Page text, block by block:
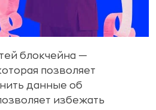
блокчейна —
позволяет
данные об
избежать